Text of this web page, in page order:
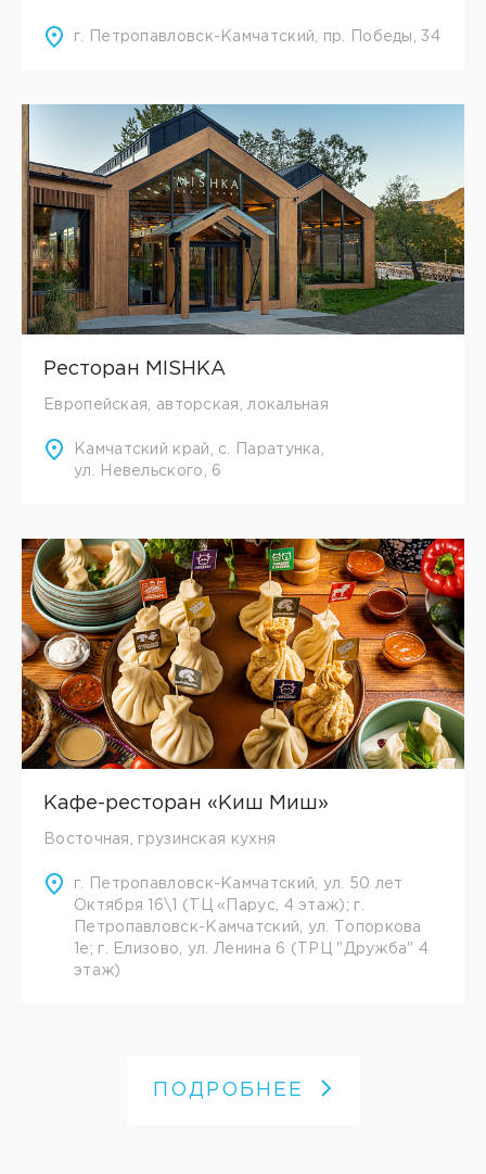
г. Петропавловск-Камчатский, пр. Победы, 34
Ресторан MISHKA
Европейская, авторская, локальная
Камчатский край, с. Паратунка,
ул. Невельского, 6
Кафе-ресторан «Киш Миш»
Восточная, грузинская кухня
г. Петропавловск-Камчатский, ул. 50 лет
Октября 16\1 (ТЦ «Парус, 4 этаж); г.
Петропавловск-Камчатский, ул. Топоркова
1е; г. Елизово, ул. Ленина 6 (ТРЦ "Дружба" 4
этаж)
ПОДРОБНЕЕ